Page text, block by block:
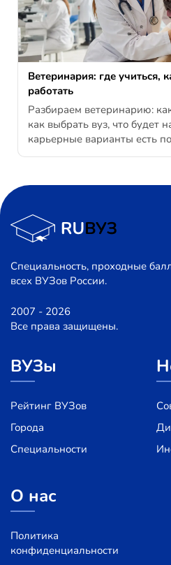
Ветеринария: где учиться,
работать
Разбираем ветеринарию:
как выбрать вуз, что будет
карьерные варианты есть
Специальность, проходные
всех ВУЗов России.
2007 - 2026
Все права защищены.
ВУЗы
Рейтинг ВУЗов
Города
Специальности
О нас
Политика
конфиденциальности